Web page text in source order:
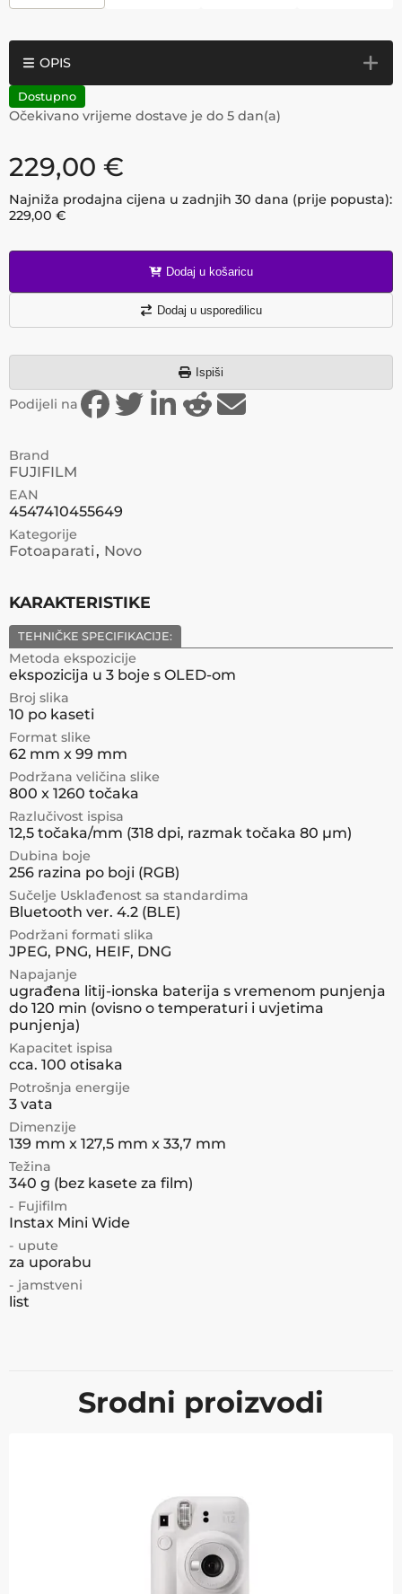
OPIS
Dostupno
Očekivano vrijeme dostave je do 5 dan(a)
229,00 €
Najniža prodajna cijena u zadnjih 30 dana (prije popusta):
229,00 €
Dodaj u košaricu
Dodaj u usporedilicu
Ispiši
Podijeli na
Brand
FUJIFILM
EAN
4547410455649
Kategorije
Fotoaparati Novo
KARAKTERISTIKE
TEHNIČKE SPECIFIKACIJE:
Metoda ekspozicije
ekspozicija u 3 boje s OLED-om
Broj slika
10 po kaseti
Format slike
62 mm x 99 mm
Podržana veličina slike
800 x 1260 točaka
Razlučivost ispisa
12,5 točaka/mm (318 dpi, razmak točaka 80 µm)
Dubina boje
256 razina po boji (RGB)
Sučelje Usklađenost sa standardima
Bluetooth ver. 4.2 (BLE)
Podržani formati slika
JPEG, PNG, HEIF, DNG
Napajanje
ugrađena litij-ionska baterija s vremenom punjenja
do 120 min (ovisno o temperaturi i uvjetima
punjenja)
Kapacitet ispisa
cca. 100 otisaka
Potrošnja energije
3 vata
Dimenzije
139 mm x 127,5 mm x 33,7 mm
Težina
340 g (bez kasete za film)
- Fujifilm
Instax Mini Wide
- upute
za uporabu
- jamstveni
list
Srodni proizvodi